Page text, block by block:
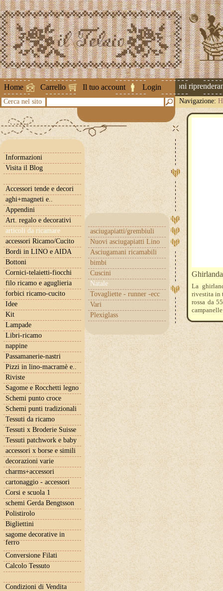
Home Carrello Il tuo account Login
Attenzione ! Le spedizioni
Cerca nel sito Navigazione:
Informazioni
Visita il Blog
Accessori tende e decori
aghi+magneti e..
Appendini
Art. regalo e decorativi
articoli da ricamare
asciugapiatti/grembiuli
Nuovi asciugapiatti Lino
Asciugamani ricamabili
bimbi
Cuscini
Natale
Tovagliette - runner -ecc
Vari
Plexiglass
accessori Ricamo/Cucito
Bordi in LINO e AIDA
Bottoni
Cornici-telaietti-fiocchi
filo ricamo e aguglieria
forbici ricamo-cucito
Idee
Kit
Lampade
Libri-ricamo
nappine
Passamanerie-nastri
Pizzi in lino-macramè e..
Riviste
Sagome e Rocchetti legno
Schemi punto croce
Schemi punti tradizionali
Tessuti da ricamo
Tessuti x Broderie Suisse
Tessuti patchwork e baby
accessori x borse e simili
decorazioni varie
charms+accessori
cartonaggio - accessori
Corsi e scuola 1
schemi Gerda Bengtsson
Polistirolo
Bigliettini
sagome decorative in
ferro
Conversione Filati
Calcolo Tessuto
Condizioni di Vendita
La
rivestita in
rossa da